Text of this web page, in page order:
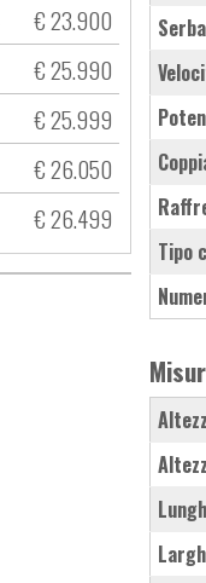
€ 23.900
€ 25.990
€ 25.999
€ 26.050
€ 26.499
Tipo